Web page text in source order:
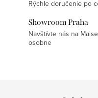
Rýchle doručenie po
Showroom Praha
Navštívte nás na
osobne